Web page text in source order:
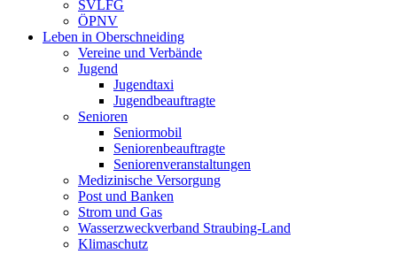
SVLFG
ÖPNV
Leben in Oberschneiding
Vereine und Verbände
Jugend
Jugendtaxi
Jugendbeauftragte
Senioren
Seniormobil
Seniorenbeauftragte
Seniorenveranstaltungen
Medizinische Versorgung
Post und Banken
Strom und Gas
Wasserzweckverband Straubing-Land
Klimaschutz